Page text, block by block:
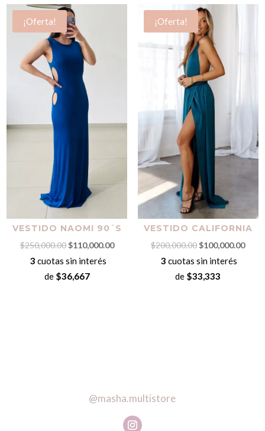
¡Oferta!
VESTIDO NAOMI 90´S
$250,000.00 El
precio
original
$110,000.00El
3 cuotas sin interés
de $36,667
¡Oferta!
VESTIDO CALIFORNIA
$200,000.00 El
precio
original
$100,000.00El
3 cuotas sin interés
de $33,333
@masha.multistore